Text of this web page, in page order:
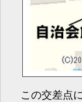
この交差点